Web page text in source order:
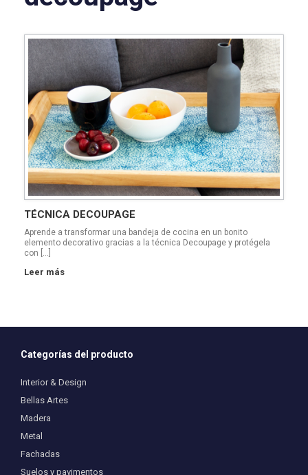
TÉCNICA DECOUPAGE
Aprende a transformar una bandeja de cocina en un bonito
elemento decorativo gracias a la técnica Decoupage y protégela
con […]
Leer más
Categorías del producto
Interior & Design
Bellas Artes
Madera
Metal
Fachadas
Suelos y pavimentos